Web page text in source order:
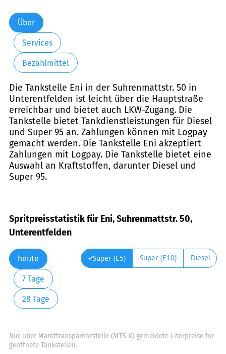
Über
Services
Bezahlmittel
Die Tankstelle Eni in der Suhrenmattstr. 50 in
Unterentfelden ist leicht über die Hauptstraße
erreichbar und bietet auch LKW-Zugang. Die
Tankstelle bietet Tankdienstleistungen für Diesel
und Super 95 an. Zahlungen können mit Logpay
gemacht werden. Die Tankstelle Eni akzeptiert
Zahlungen mit Logpay. Die Tankstelle bietet eine
Auswahl an Kraftstoffen, darunter Diesel und
Super 95.
Spritpreisstatistik für Eni, Suhrenmattstr. 50,
Unterentfelden
heute
7 Tage
28 Tage
Super (E5) Super (E10) Diesel
Nur über Markttransparenzstelle (MTS-K) gemeldete Literpreise für
geöffnete Tankstellen.